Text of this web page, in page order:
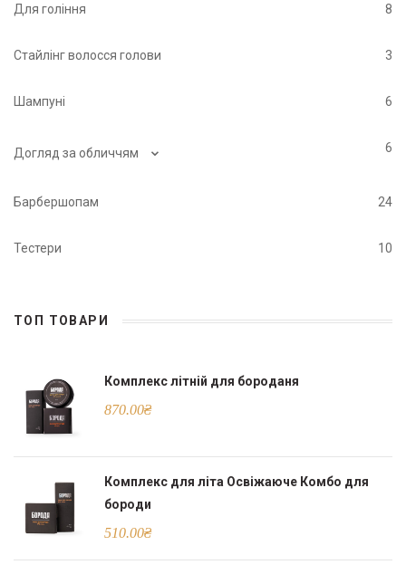
Для гоління 8
Стайлінг волосся голови 3
Шампуні 6
Догляд за обличчям ⌄ 6
Барбершопам 24
Тестери 10
ТОП ТОВАРИ
Комплекс літній для бороданя
870.00₴
Комплекс для літа Освіжаюче Комбо для
бороди
510.00₴